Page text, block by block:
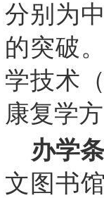
分别为
的突破
学技术
康复学
办学
文图书